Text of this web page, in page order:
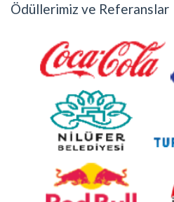
Ödüllerimiz ve Referanslar